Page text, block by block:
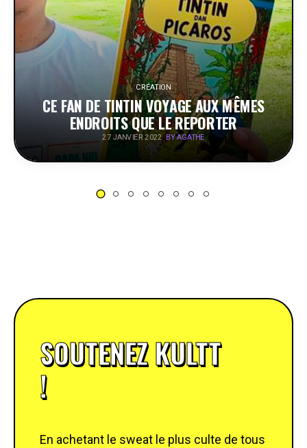
SOUTENEZ KULTT
CRÉATION
CE FAN DE TINTIN VOYAGE AUX MÊMES
ENDROITS QUE LE REPORTER
27 JANVIER 2022 BY AGATHE
SOUTENEZ KULTT
!
En achetant le sweat le plus culte de tous